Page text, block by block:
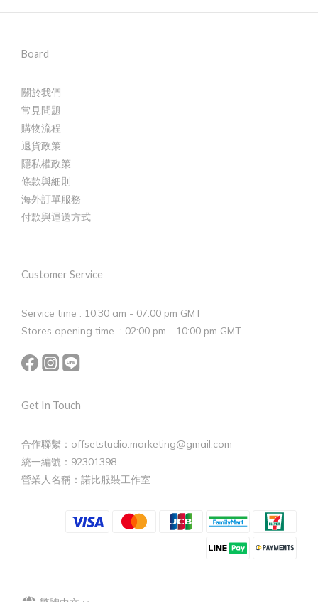
Board
關於我們
常見問題
購物流程
退貨政策
隱私權政策
條款與細則
海外訂單服務
付款與運送方式
Customer Service
Service time : 10:30 am - 07:00 pm GMT
Stores opening time : 02:00 pm - 10:00 pm GMT
Get In Touch
合作聯繫：offsetstudio.marketing@gmail.com
統一編號：92301398
營業人名稱：諾比服裝工作室